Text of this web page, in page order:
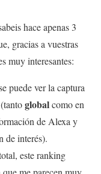
hace apenas 3
gracias a vuestras
muy interesantes:
puede ver la captura
globalcomo en
de Alexa y
de interés).
este ranking